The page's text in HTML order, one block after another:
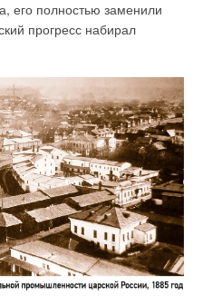
его полностью заменили
прогресс набирал